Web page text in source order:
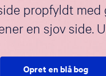
propfyldt med
en sjov side.
Opret en blå bog